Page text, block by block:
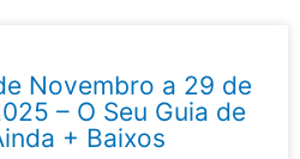
Novembro a 29 de
– O Seu Guia de
+ Baixos